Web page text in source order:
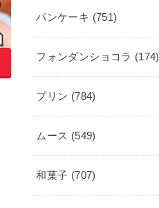
パンケーキ (751)
フォンダンショコラ (174)
プリン (784)
ムース (549)
和菓子 (707)